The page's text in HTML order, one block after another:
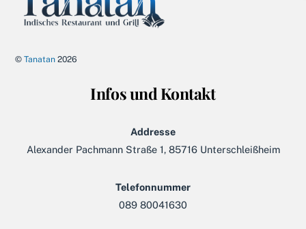
©Tanatan 2026
Infos und Kontakt
Addresse
Alexander Pachmann Straße 1, 85716 Unterschleißheim
Telefonnummer
089 80041630